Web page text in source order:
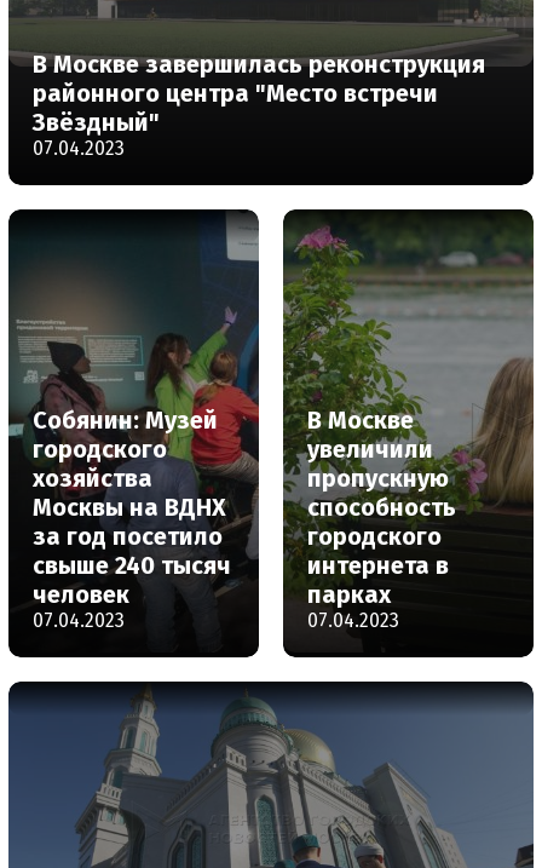
В Москве завершилась реконструкция
районного центра "Место встречи
Звёздный"
07.04.2023
Собянин: Музей
городского
хозяйства
Москвы на ВДНХ
за год посетило
свыше 240 тысяч
человек
07.04.2023
В Москве
увеличили
пропускную
способность
городского
интернета в
парках
07.04.2023